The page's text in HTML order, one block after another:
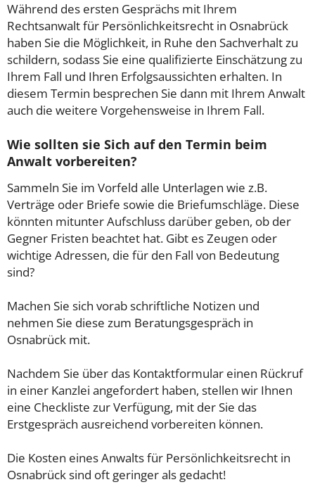
Während des ersten Gesprächs mit Ihrem
Rechtsanwalt für Persönlichkeitsrecht in Osnabrück
haben Sie die Möglichkeit, in Ruhe den Sachverhalt zu
schildern, sodass Sie eine qualifizierte Einschätzung zu
Ihrem Fall und Ihren Erfolgsaussichten erhalten. In
diesem Termin besprechen Sie dann mit Ihrem Anwalt
auch die weitere Vorgehensweise in Ihrem Fall.
Wie sollten sie Sich auf den Termin beim
Anwalt vorbereiten?
Sammeln Sie im Vorfeld alle Unterlagen wie z.B.
Verträge oder Briefe sowie die Briefumschläge. Diese
könnten mitunter Aufschluss darüber geben, ob der
Gegner Fristen beachtet hat. Gibt es Zeugen oder
wichtige Adressen, die für den Fall von Bedeutung
sind?
Machen Sie sich vorab schriftliche Notizen und
nehmen Sie diese zum Beratungsgespräch in
Osnabrück mit.
Nachdem Sie über das Kontaktformular einen Rückruf
in einer Kanzlei angefordert haben, stellen wir Ihnen
eine Checkliste zur Verfügung, mit der Sie das
Erstgespräch ausreichend vorbereiten können.
Die Kosten eines Anwalts für Persönlichkeitsrecht in
Osnabrück sind oft geringer als gedacht!